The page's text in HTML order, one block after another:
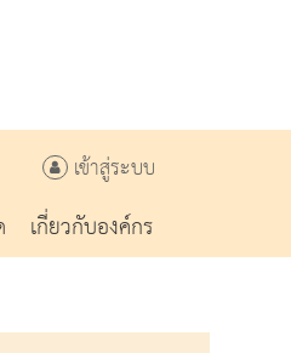
เข้าสู่ระบบ
เกี่ยวกับองค์กร